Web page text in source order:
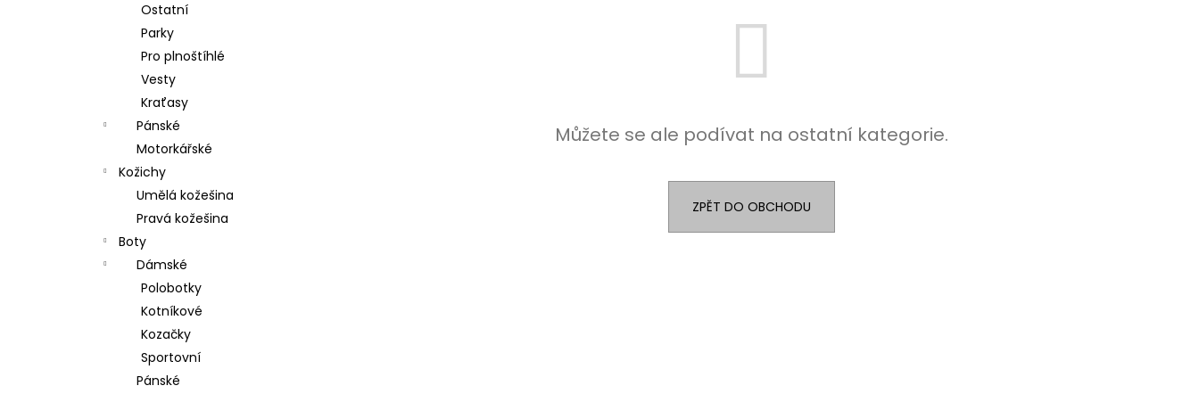
Ostatní
Parky
Pro plnoštíhlé
Vesty
Kraťasy
Pánské
Motorkářské
Kožichy
Umělá kožešina
Pravá kožešina
Boty
Dámské
Polobotky
Kotníkové
Kozačky
Sportovní
Pánské
Můžete se ale podívat na ostatní kategorie.
ZPĚT DO OBCHODU